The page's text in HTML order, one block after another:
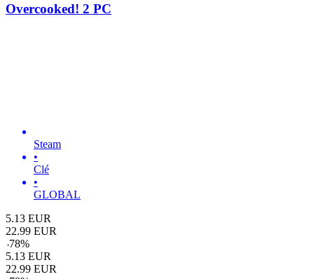
Overcooked! 2 PC
Steam
•
Clé
•
GLOBAL
5.13 EUR
22.99 EUR
-78%
5.13 EUR
22.99 EUR